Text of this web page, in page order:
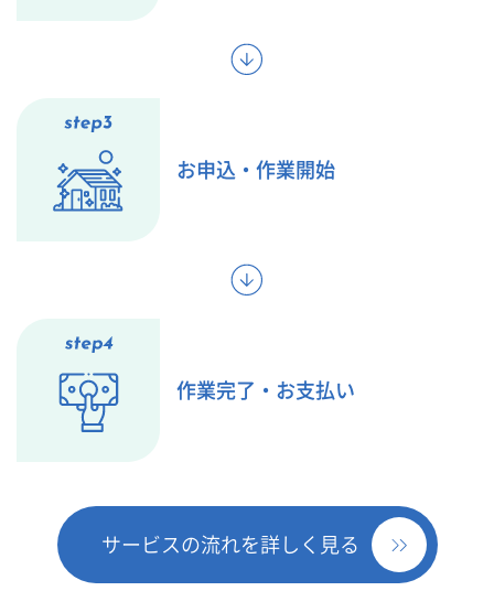
お申込・作業開始
作業完了・お支払い
サービスの流れを詳しく見る